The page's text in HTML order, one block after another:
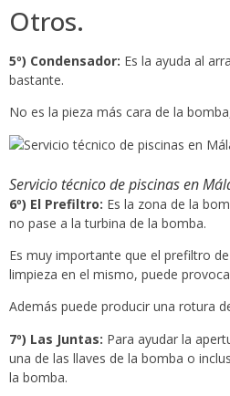
Otros.
5º) Condensador: Es la ayuda al
bastante.
No es la pieza más cara de la
Servicio técnico de piscinas en
6º) El Prefiltro: Es la zona de la
no pase a la turbina de la bomba.
Es muy importante que el prefiltro
limpieza en el mismo, puede
Además puede producir una rotura
7º) Las Juntas: Para ayudar la
una de las llaves de la bomba o
la bomba.